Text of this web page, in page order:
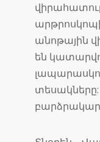
անոթային
են